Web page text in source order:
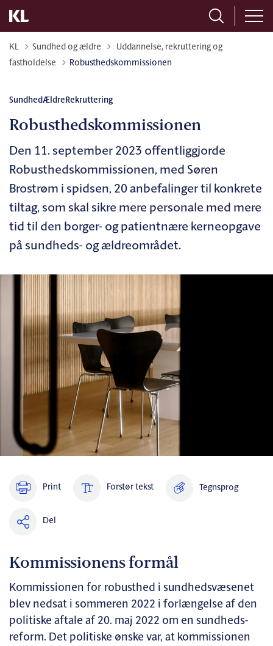
KL Sundhed og ældre Tilbage til
Uddannelse, rekruttering og
fastholdelse
Robusthedskommissionen
SundhedÆldreRekruttering
Robusthedskommissionen
Den 11. september 2023 offentliggjorde
Robusthedskommissionen, med Søren
Brostrøm i spidsen, 20 anbefalinger til konkrete
tiltag, som skal sikre mere personale med mere
tid til den borger- og patientnære kerneopgave
på sundheds- og ældreområdet.
Print Forstør tekst Tegnsprog
Del
Kommissionens formål
Kommissionen for robusthed i sundhedsvæsenet
blev nedsat i sommeren 2022 i forlængelse af den
politiske aftale af 20. maj 2022 om en sundheds-
reform. Det politiske ønske var, at kommissionen